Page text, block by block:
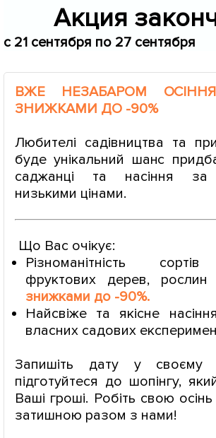
Акция
c 21 сентября по 27 сентября
ВЖЕ НЕЗАБАРОМ
ЗНИЖКАМИ ДО -90%
Любителі садівництва та
буде унікальний шанс
саджанці та насіння за
низькими цінами.
Що Вас очікує:
Різноманітність
фруктових дерев, рослин
знижками до -90%.
Найсвіже та якісне
власних садових
Запишіть дату у своєму
підготуйтеся до шопінгу,
Ваші гроші. Робіть свою
затишною разом з нами!